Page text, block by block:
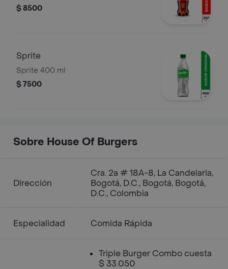
$ 8500
Sprite
Sprite 400 ml
$ 7500
Sobre House Of Burgers
Dirección
Cra. 2a # 18A-8, La Candelaria,
Bogotá, D.C., Bogotá, Bogotá,
D.C., Colombia
Especialidad Comida Rápida
Triple Burger Combo cuesta
$ 33.050